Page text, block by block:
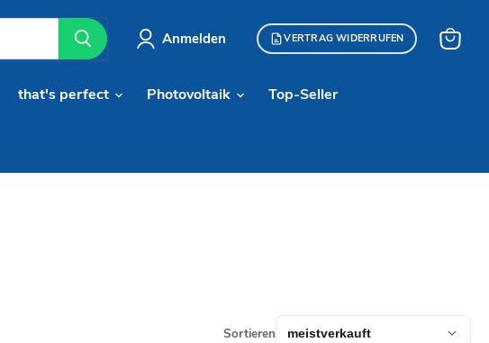
Anmelden VERTRAG WIDERRUFEN
that's perfect Photovoltaik Top-Seller
Sortieren